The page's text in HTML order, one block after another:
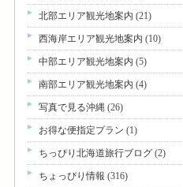
北部エリア観光地案内 (21)
西海岸エリア観光地案内 (10)
中部エリア観光地案内 (5)
南部エリア観光地案内 (4)
写真で見る沖縄 (26)
お得な便指定プラン (1)
ちっぴり北海道旅行ブログ (2)
ちょっぴり情報 (316)